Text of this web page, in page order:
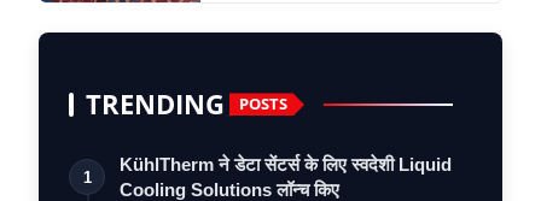
TRENDING POSTS
1
KühlTherm ने डेटा सेंटर्स के लिए स्वदेशी Liquid
Cooling Solutions लॉन्च किए